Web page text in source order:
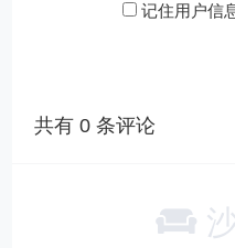
记住用户信
共有0 条评论